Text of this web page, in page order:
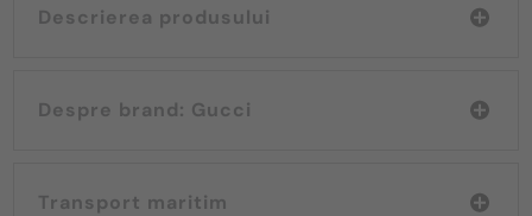
Descrierea produsului
Despre brand: Gucci
Transport maritim